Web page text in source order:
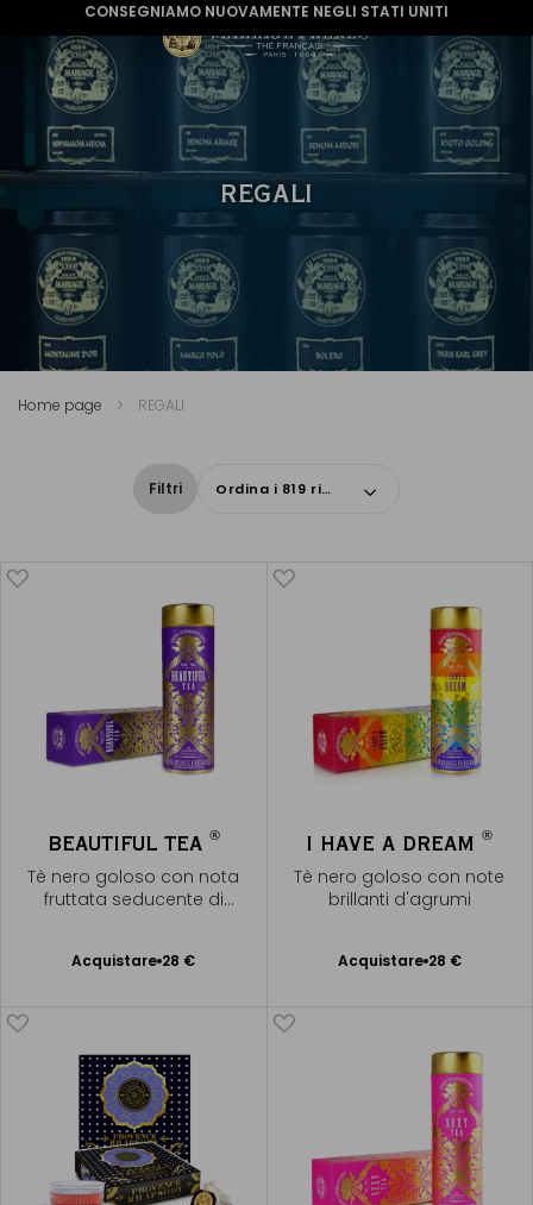
CONSEGNIAMO NUOVAMENTE NEGLI STATI UNITI
REGALI
Home page REGALI
Filtri Ordina i 819 risultati
BEAUTIFUL TEA ®
Tè nero goloso con nota
fruttata seducente di
Acquistare 28 €
Aggiungere
I HAVE A DREAM®
Tè nero goloso con note
brillanti d'agrumi
Acquistare 28 €
Aggiungere